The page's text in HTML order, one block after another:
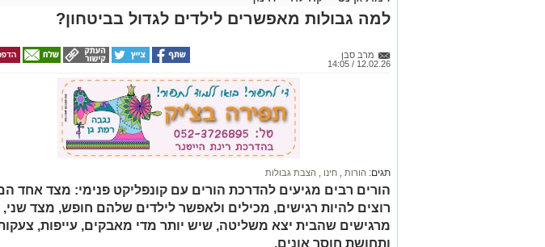
למה גבולות מאפשרים לילדים לגדול בביטחון?
מרב סבן
12.02.26 / 14:05
תגים: הורות חינו הצבת גבולות
הורים רבים מגיעים להדרכת הורים עם קונפליקט פנימי: מצד אחד
רוצים להיות רגישים, מכילים ולאפשר לילדים שלהם חופש, מצד
מרגישים שהבית יצא משליטה, שיש יותר מדי מאבקים, עייפות,
ותחושת חוסר אונים.